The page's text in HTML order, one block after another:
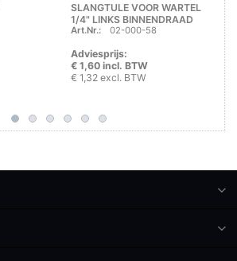
SLANGTULE VOOR WARTEL
1/4" LINKS BINNENDRAAD
Art.Nr.: 02-000-58
Adviesprijs:
€ 1,60 incl. BTW
€ 1,32 excl. BTW